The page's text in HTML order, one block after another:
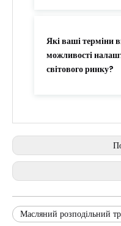
Які ваші терміни
можливості
світового ринку?
Масляний розподільний